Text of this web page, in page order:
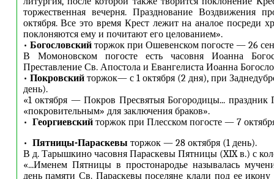
торжественная вечерня. Празднование Воздвижения
октября. Все это время Крест лежит на аналое посреди
поклоняются ему и почитают его целованием».
• Богословскийторжок при Ошевенском погосте — 26
В Момоновском погосте есть часовня Иоанна
Преставление Св. Апостола и Евангелиста Иоанна
• Покровскийторжок— с 1 октября (2 дня), при
день).
«1 октября — Покров Пресвятыя Богородицы... праздник
«покровительным» для заключения браков».
• Георгиевскийторжок при Плесском погосте — 7
• Пятницы-Параскевы торжок — 28 октября (1 день).
В д. Тарышкино часовня Параскевы Пятницы (XIX в.) с
«...Именем Пятницы в простонародье называлась
день памяти Св. Параскевы поселяне клали под ее